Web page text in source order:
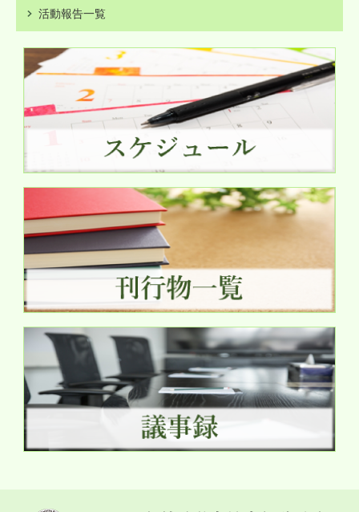
活動報告一覧